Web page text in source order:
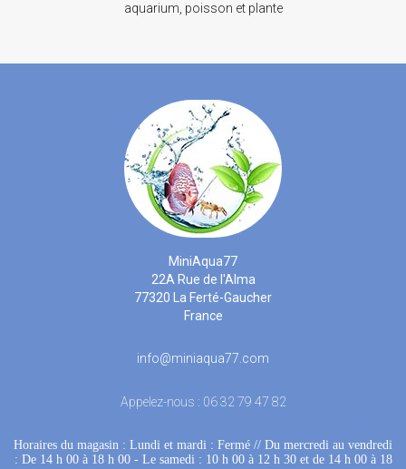
aquarium, poisson et plante
MiniAqua77
22A Rue de l'Alma
77320 La Ferté-Gaucher
France
info@miniaqua77.com
Appelez-nous : 06 32 79 47 82
Horaires du magasin : Lundi et mardi : Fermé // Du mercredi au vendredi
: De 14 h 00 à 18 h 00 - Le samedi : 10 h 00 à 12 h 30 et de 14 h 00 à 18